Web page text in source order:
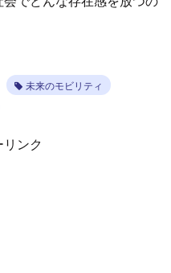
未来のモビリティ
ンク